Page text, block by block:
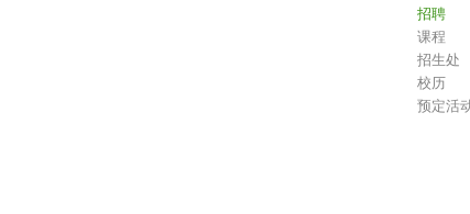
招聘
课程
招生处
校历
预定活